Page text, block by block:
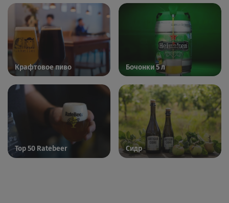
Крафтовое пиво Бочонки 5 л
Top 50 Ratebeer Сидр